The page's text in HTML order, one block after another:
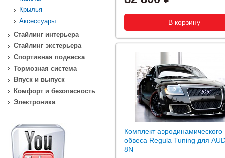
Комплект аэродинамического
обвеса Regula Tuning для
8N
Крылья
Аксессуары
Стайлинг интерьера
Стайлинг экстерьера
Спортивная подвеска
Тормозная система
Впуск и выпуск
Комфорт и безопасность
Электроника